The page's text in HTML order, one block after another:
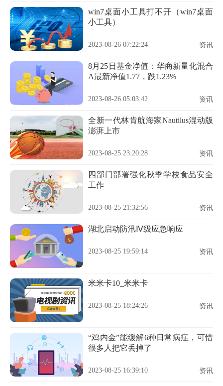
win7桌面小工具打不开（win7桌面
小工具）
2023-08-26 07:22:24 资讯
8月25日基金净值：华商新量化混合
A最新净值1.77，跌1.23%
2023-08-26 05:03:42 资讯
全新一代林肯航海家Nautilus混动版
澎湃上市
2023-08-25 23:20:28 资讯
四部门部署强化秋季学校食品安全
工作
2023-08-25 21:32:56 资讯
湖北启动防汛Ⅳ级应急响应
2023-08-25 19:59:14 资讯
米米卡10_米米卡
2023-08-25 18:24:26 资讯
“鸡内金”能缓解6种日常病症，可惜
很多人把它丢掉了
2023-08-25 16:39:10 资讯